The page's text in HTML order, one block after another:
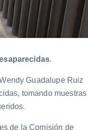
.
Guadalupe Ruiz
tomando muestras
de la Comisión de